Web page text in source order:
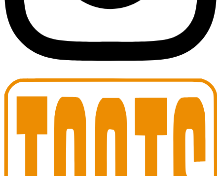
Toots Jazz Club